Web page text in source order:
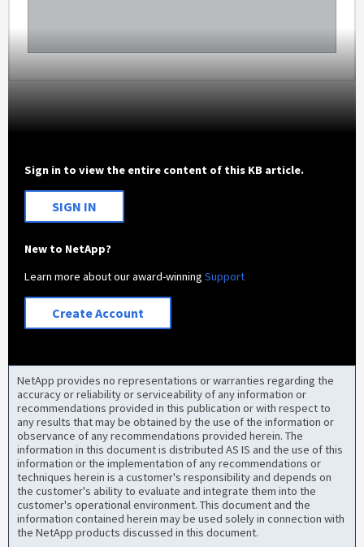
Sign in to view the entire content of this KB article.
SIGN IN
New to NetApp?
Learn more about our award-winningSupport
Create Account
NetApp provides no representations or warranties regarding the
accuracy or reliability or serviceability of any information or
recommendations provided in this publication or with respect to
any results that may be obtained by the use of the information or
observance of any recommendations provided herein. The
information in this document is distributed AS IS and the use of this
information or the implementation of any recommendations or
techniques herein is a customer's responsibility and depends on
the customer's ability to evaluate and integrate them into the
customer's operational environment. This document and the
information contained herein may be used solely in connection with
the NetApp products discussed in this document.